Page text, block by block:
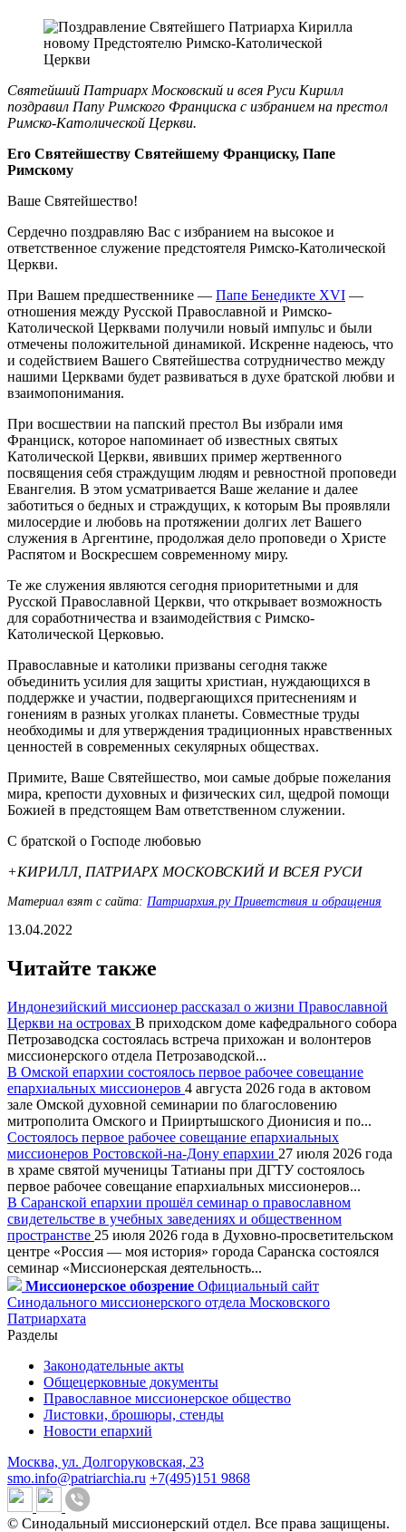
Святейший Патриарх Московский и всея Руси Кирилл
поздравил Папу Римского Франциска с избранием на престол
Римско-Католической Церкви.
Его Святейшеству Святейшему Франциску, Папе
Римскому
Ваше Святейшество!
Сердечно поздравляю Вас с избранием на высокое и
ответственное служение предстоятеля Римско-Католической
Церкви.
При Вашем предшественнике — Папе Бенедикте XVI —
отношения между Русской Православной и Римско-
Католической Церквами получили новый импульс и были
отмечены положительной динамикой. Искренне надеюсь, что
и содействием Вашего Святейшества сотрудничество между
нашими Церквами будет развиваться в духе братской любви и
взаимопонимания.
При восшествии на папский престол Вы избрали имя
Франциск, которое напоминает об известных святых
Католической Церкви, явивших пример жертвенного
посвящения себя страждущим людям и ревностной проповеди
Евангелия. В этом усматривается Ваше желание и далее
заботиться о бедных и страждущих, к которым Вы проявляли
милосердие и любовь на протяжении долгих лет Вашего
служения в Аргентине, продолжая дело проповеди о Христе
Распятом и Воскресшем современному миру.
Те же служения являются сегодня приоритетными и для
Русской Православной Церкви, что открывает возможность
для соработничества и взаимодействия с Римско-
Католической Церковью.
Православные и католики призваны сегодня также
объединить усилия для защиты христиан, нуждающихся в
поддержке и участии, подвергающихся притеснениям и
гонениям в разных уголках планеты. Совместные труды
необходимы и для утверждения традиционных нравственных
ценностей в современных секулярных обществах.
Примите, Ваше Святейшество, мои самые добрые пожелания
мира, крепости духовных и физических сил, щедрой помощи
Божией в предстоящем Вам ответственном служении.
С братской о Господе любовью
+КИРИЛЛ, ПАТРИАРХ МОСКОВСКИЙ И ВСЕЯ РУСИ
Материал взят с сайта: Патриархия.ру Приветствия и обращения
13.04.2022
Читайте также
Индонезийский миссионер рассказал о жизни Православной
Церкви на островах В приходском доме кафедрального собора
Петрозаводска состоялась встреча прихожан и волонтеров
миссионерского отдела Петрозаводской...
В Омской епархии состоялось первое рабочее совещание
епархиальных миссионеров 4 августа 2026 года в актовом
зале Омской духовной семинарии по благословению
митрополита Омского и Прииртышского Дионисия и по...
Состоялось первое рабочее совещание епархиальных
миссионеров Ростовской-на-Дону епархии 27 июля 2026 года
в храме святой мученицы Татианы при ДГТУ состоялось
первое рабочее совещание епархиальных миссионеров...
В Саранской епархии прошёл семинар о православном
свидетельстве в учебных заведениях и общественном
пространстве 25 июля 2026 года в Духовно-просветительском
центре «Россия — моя история» города Саранска состоялся
семинар «Миссионерская деятельность...
Миссионерское обозрение Официальный сайт
Синодального миссионерского отдела Московского
Патриархата
Разделы
Законодательные акты
Общецерковные документы
Православное миссионерское общество
Листовки, брошюры, стенды
Новости епархий
Москва, ул. Долгоруковская, 23
smo.info@patriarchia.ru +7(495)151 9868
© Синодальный миссионерский отдел. Все права защищены.